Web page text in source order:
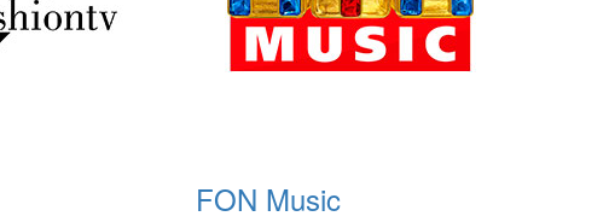
FON Music